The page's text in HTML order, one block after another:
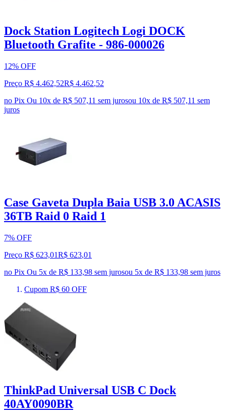
Dock Station Logitech Logi DOCK
Bluetooth Grafite - 986-000026
12% OFF
Preço R$ 4.462,52R$ 4.462,52
no Pix Ou 10x de R$ 507,11 sem jurosou 10x de R$ 507,11 sem
juros
Case Gaveta Dupla Baia USB 3.0 ACASIS
36TB Raid 0 Raid 1
7% OFF
Preço R$ 623,01R$ 623,01
no Pix Ou 5x de R$ 133,98 sem jurosou 5x de R$ 133,98 sem juros
Cupom R$ 60 OFF
ThinkPad Universal USB C Dock
40AY0090BR